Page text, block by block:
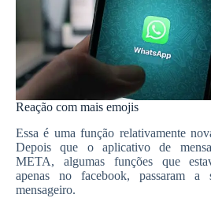
Reação com mais emojis
Essa é uma função relativamente
Depois que o aplicativo de
META, algumas funções que
apenas no facebook, passaram a
mensageiro.